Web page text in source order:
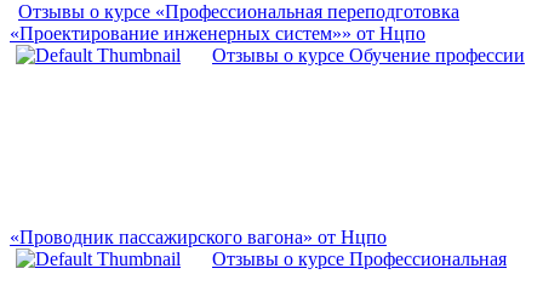
Отзывы о курсе «Профессиональная переподготовка
«Проектирование инженерных систем»» от Нцпо
Отзывы о курсе Обучение профессии
«Проводник пассажирского вагона» от Нцпо
Отзывы о курсе Профессиональная